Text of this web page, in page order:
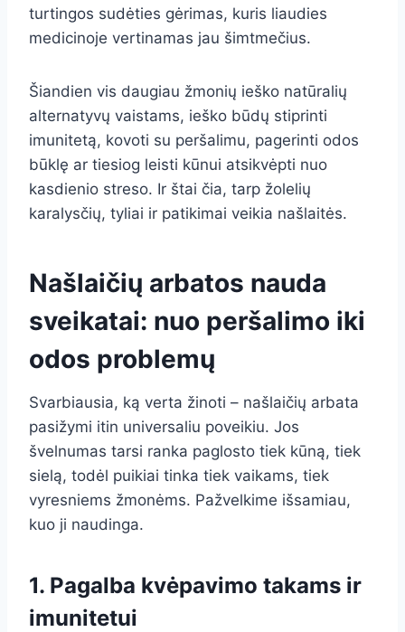
turtingos sudėties gėrimas, kuris liaudies
medicinoje vertinamas jau šimtmečius.
Šiandien vis daugiau žmonių ieško natūralių
alternatyvų vaistams, ieško būdų stiprinti
imunitetą, kovoti su peršalimu, pagerinti odos
būklę ar tiesiog leisti kūnui atsikvėpti nuo
kasdienio streso. Ir štai čia, tarp žolelių
karalysčių, tyliai ir patikimai veikia našlaitės.
Našlaičių arbatos nauda
sveikatai: nuo peršalimo iki
odos problemų
Svarbiausia, ką verta žinoti – našlaičių arbata
pasižymi itin universaliu poveikiu. Jos
švelnumas tarsi ranka paglosto tiek kūną, tiek
sielą, todėl puikiai tinka tiek vaikams, tiek
vyresniems žmonėms. Pažvelkime išsamiau,
kuo ji naudinga.
1. Pagalba kvėpavimo takams ir
imunitetui